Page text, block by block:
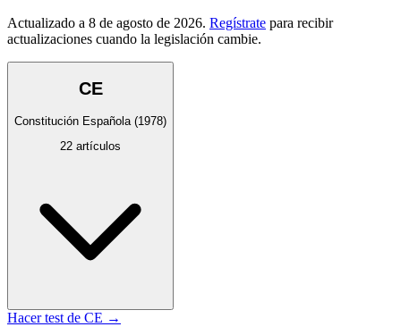
Actualizado a 8 de agosto de 2026. Regístrate para recibir
actualizaciones cuando la legislación cambie.
CE
Constitución Española (1978)
22 artículos
Hacer test de CE →